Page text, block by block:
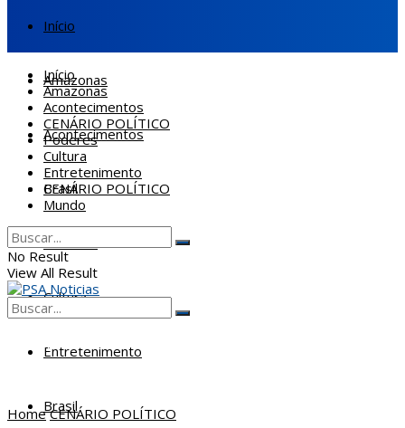
Início
Amazonas
Acontecimentos
CENÁRIO POLÍTICO
Poderes
Cultura
Entretenimento
Brasil
Início
Amazonas
Acontecimentos
CENÁRIO POLÍTICO
Poderes
Cultura
Entretenimento
Brasil
Mundo
No Result
View All Result
View All Result
Home CENÁRIO POLÍTICO